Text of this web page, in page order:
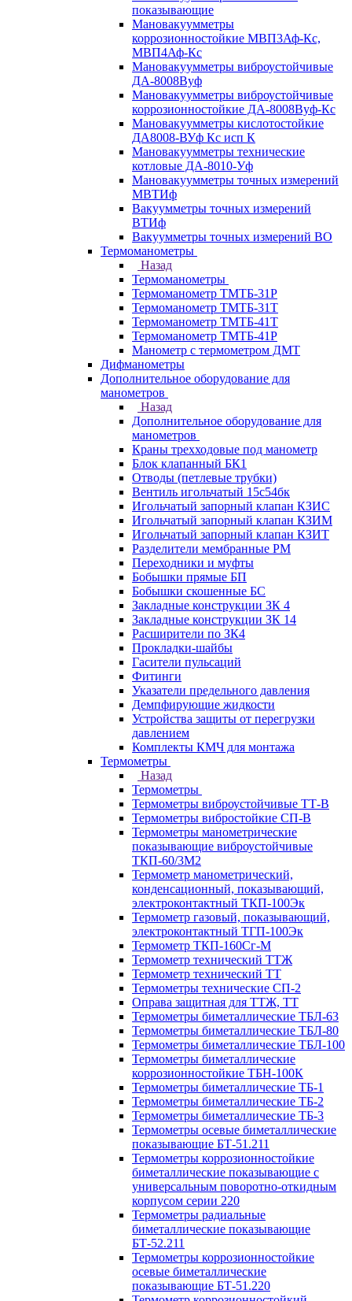
показывающие
Мановакуумметры
коррозионностойкие МВП3Аф-Кс,
МВП4Аф-Кс
Мановакуумметры виброустойчивые
ДА-8008Вуф
Мановакуумметры виброустойчивые
коррозионностойкие ДА-8008Вуф-Кс
Мановакуумметры кислотостойкие
ДА8008-ВУф Кс исп К
Мановакуумметры технические
котловые ДА-8010-Уф
Мановакуумметры точных измерений
МВТИф
Вакуумметры точных измерений
ВТИф
Вакуумметры точных измерений ВО
Термоманометры
Назад
Термоманометры
Термоманометр ТМТБ-31Р
Термоманометр ТМТБ-31Т
Термоманометр ТМТБ-41Т
Термоманометр ТМТБ-41Р
Манометр с термометром ДМТ
Дифманометры
Дополнительное оборудование для
манометров
Назад
Дополнительное оборудование для
манометров
Краны трехходовые под манометр
Блок клапанный БК1
Отводы (петлевые трубки)
Вентиль игольчатый 15с54бк
Игольчатый запорный клапан КЗИС
Игольчатый запорный клапан КЗИМ
Игольчатый запорный клапан КЗИТ
Разделители мембранные РМ
Переходники и муфты
Бобышки прямые БП
Бобышки скошенные БС
Закладные конструкции ЗК 4
Закладные конструкции ЗК 14
Расширители по ЗК4
Прокладки-шайбы
Гасители пульсаций
Фитинги
Указатели предельного давления
Демпфирующие жидкости
Устройства защиты от перегрузки
давлением
Комплекты КМЧ для монтажа
Термометры
Назад
Термометры
Термометры виброустойчивые ТТ-В
Термометры вибростойкие СП-В
Термометры манометрические
показывающие виброустойчивые
ТКП-60/3М2
Термометр манометрический,
конденсационный, показывающий,
электроконтактный ТКП-100Эк
Термометр газовый, показывающий,
электроконтактный ТГП-100Эк
Термометр ТКП-160Сг-М
Термометр технический ТТЖ
Термометр технический ТТ
Термометры технические СП-2
Оправа защитная для ТТЖ, ТТ
Термометры биметаллические ТБЛ-63
Термометры биметаллические ТБЛ-80
Термометры биметаллические ТБЛ-100
Термометры биметаллические
коррозионностойкие ТБН-100К
Термометры биметаллические ТБ-1
Термометры биметаллические ТБ-2
Термометры биметаллические ТБ-3
Термометры осевые биметаллические
показывающие БТ-51.211
Термометры коррозионностойкие
биметаллические показывающие с
универсальным поворотно-откидным
корпусом серии 220
Термометры радиальные
биметаллические показывающие
БТ-52.211
Термометры коррозионностойкие
осевые биметаллические
показывающие БТ-51.220